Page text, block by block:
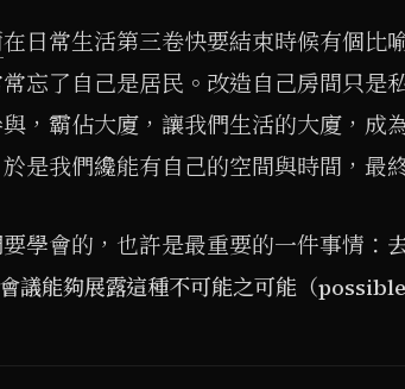
在日常生活第三卷快要結束時候有個比
忘了自己是居民。改造自己房間只是
，霸佔大廈，讓我們生活的大廈，成
是我們纔能有自己的空間與時間，最
學會的，也許是最重要的一件事情：
議能夠展露這種不可能之可能（